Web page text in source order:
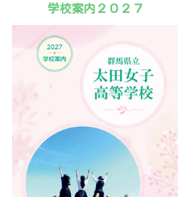
学校案内２０２７